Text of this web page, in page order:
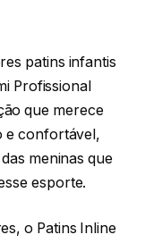
patins infantis
Profissional
que merece
e confortável,
meninas que
esporte.
o Patins Inline